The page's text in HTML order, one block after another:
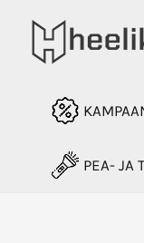
content
PEA- JA